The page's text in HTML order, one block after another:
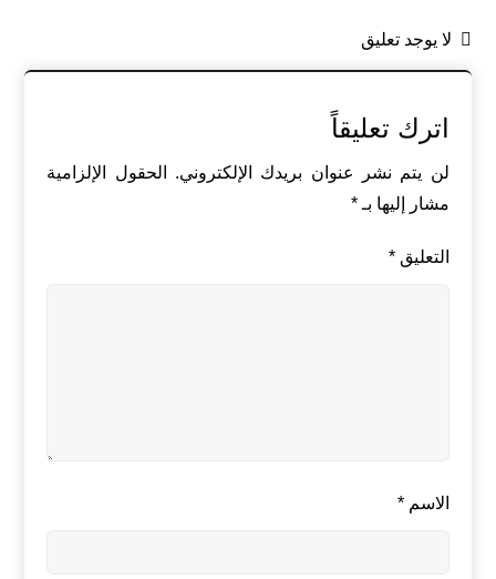
لا يوجد تعليق
اترك تعليقاً
لن يتم نشر عنوان بريدك الإلكتروني.
الحقول الإلزامية
مشار إليها بـ*
التعليق*
الاسم*